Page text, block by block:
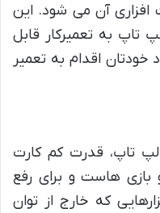
آن می شود. این
تاپ به تعمیرکار قابل
اقدام به تعمیر
تاپ، قدرت کم کارت
بازی هاست و برای رفع
که خارج از توان